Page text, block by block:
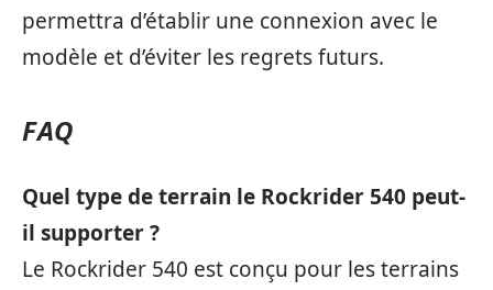
permettra d’établir une connexion avec le
modèle et d’éviter les regrets futurs.
FAQ
Quel type de terrain le Rockrider 540 peut-
il supporter ?
Le Rockrider 540 est conçu pour les terrains